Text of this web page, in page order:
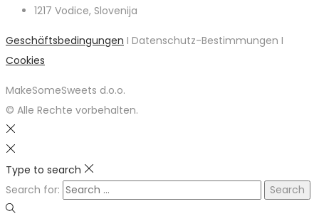
1217 Vodice, Slovenija
Geschäftsbedingungen I Datenschutz-Bestimmungen I
Cookies
MakeSomeSweets d.o.o.
© Alle Rechte vorbehalten.
Type to search
Search for: